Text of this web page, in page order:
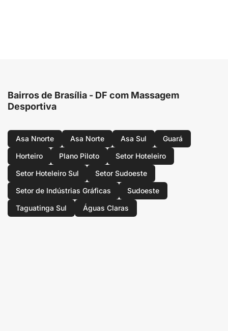
Bairros de Brasília - DF com Massagem
Desportiva
Asa Nnorte Asa Norte Asa Sul
Guará
Horteiro
Plano Piloto
Setor Hoteleiro
Setor Hoteleiro Sul
Setor Sudoeste
Setor de Indústrias Gráficas
Sudoeste
Taguatinga Sul
Águas Claras